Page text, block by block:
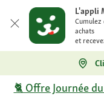
L'appli
Cumulez
achats
et
🐈 Offre Journée